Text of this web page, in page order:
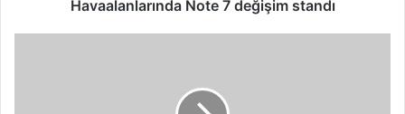
Havaalanlarında Note 7 değişim standı